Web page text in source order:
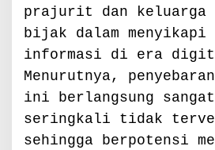
prajurit dan keluarga
bijak dalam menyikapi
informasi di era
Menurutnya,
ini berlangsung
seringkali tidak
sehingga berpotensi